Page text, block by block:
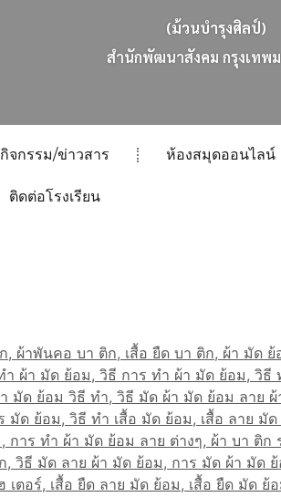
(ม้วนบำรุงศิลป์)
สนกพฒนาสงคม กรงเทพม
กิจกรรม/ข่าวสาร ห้องสมุดออนไลน์
ติดต่อโรงเรียน